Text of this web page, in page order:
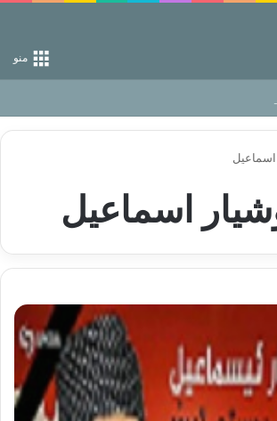
منو
زمین‌، دوری وکناره‌گیری از راه خداست‌!
اسماعیل
اسماعیل